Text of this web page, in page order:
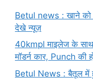
Betul news : खाने को
देखे न्यूज़
40kmpl माइलेज के
मॉडर्न कार, Punch की
Betul News : बैतूल में